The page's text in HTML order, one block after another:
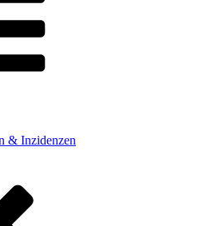
& Inzidenzen